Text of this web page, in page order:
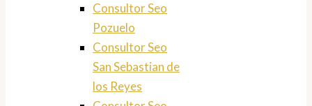
Consultor Seo
Pozuelo
Consultor Seo
San Sebastian de
los Reyes